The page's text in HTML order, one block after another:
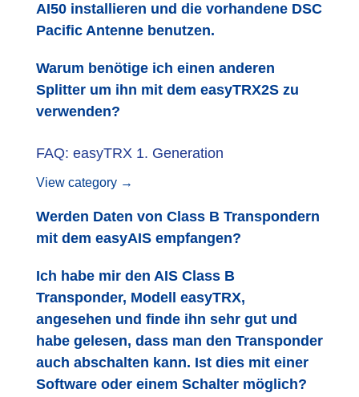
AI50 installieren und die vorhandene DSC
Pacific Antenne benutzen.
Warum benötige ich einen anderen
Splitter um ihn mit dem easyTRX2S zu
verwenden?
FAQ: easyTRX 1. Generation
View category →
Werden Daten von Class B Transpondern
mit dem easyAIS empfangen?
Ich habe mir den AIS Class B
Transponder, Modell easyTRX,
angesehen und finde ihn sehr gut und
habe gelesen, dass man den Transponder
auch abschalten kann. Ist dies mit einer
Software oder einem Schalter möglich?